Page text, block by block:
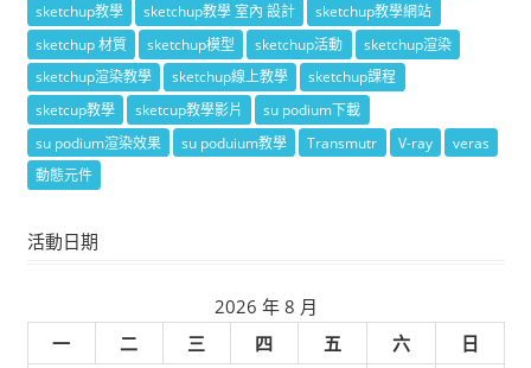
sketchup教學
sketchup教學 室內 設計
sketchup教學網站
sketchup 材質
sketchup模型 sketchup活動
sketchup渲染
sketchup渲染教學
sketchup線上教學
sketchup課程
sketcup教學
sketcup教學影片
su podium下載
su podium渲染效果
su poduium教學 Transmutr V-ray
veras
動態元件
活動日期
2026 年 8 月
一
二 三 四 五 六 日